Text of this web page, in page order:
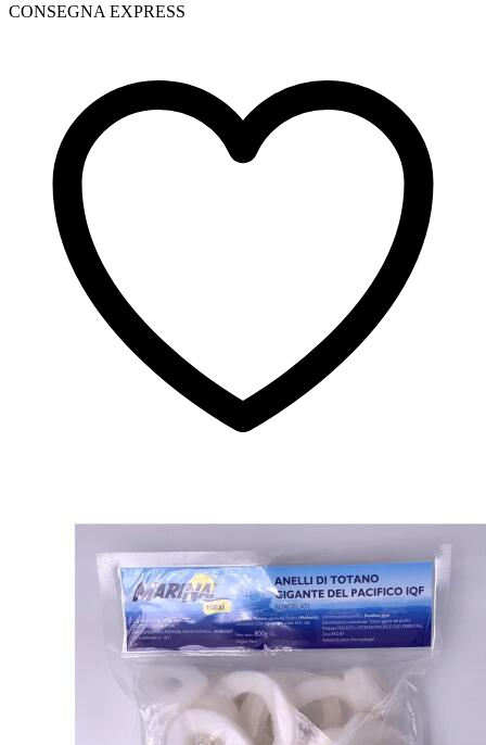
CONSEGNA EXPRESS